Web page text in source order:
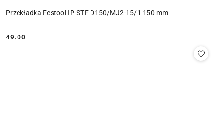
Przekładka Festool IP-STF D150/MJ2-15/1 150 mm
Cena:
49.00